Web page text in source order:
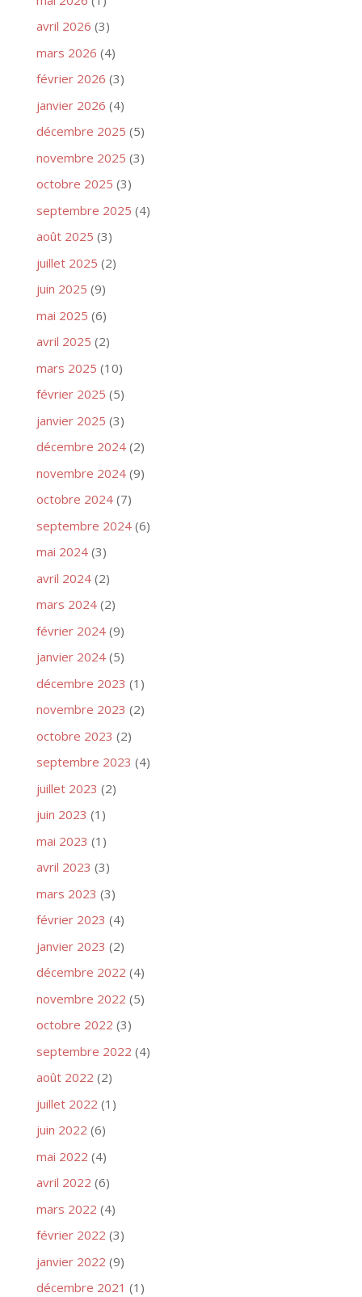
avril 2026 (3)
mars 2026 (4)
février 2026 (3)
janvier 2026 (4)
décembre 2025 (5)
novembre 2025 (3)
octobre 2025 (3)
septembre 2025 (4)
août 2025 (3)
juillet 2025 (2)
juin 2025 (9)
mai 2025 (6)
avril 2025 (2)
mars 2025 (10)
février 2025 (5)
janvier 2025 (3)
décembre 2024(2)
novembre 2024(9)
octobre 2024(7)
septembre 2024(6)
mai 2024(3)
avril 2024(2)
mars 2024(2)
février 2024(9)
janvier 2024(5)
décembre 2023 (1)
novembre 2023 (2)
octobre 2023 (2)
septembre 2023 (4)
juillet 2023 (2)
juin 2023 (1)
mai 2023 (1)
avril 2023 (3)
mars 2023 (3)
février 2023 (4)
janvier 2023 (2)
décembre 2022 (4)
novembre 2022 (5)
octobre 2022 (3)
septembre 2022 (4)
août 2022 (2)
juillet 2022 (1)
juin 2022 (6)
mai 2022 (4)
avril 2022 (6)
mars 2022 (4)
février 2022 (3)
janvier 2022 (9)
décembre 2021 (1)